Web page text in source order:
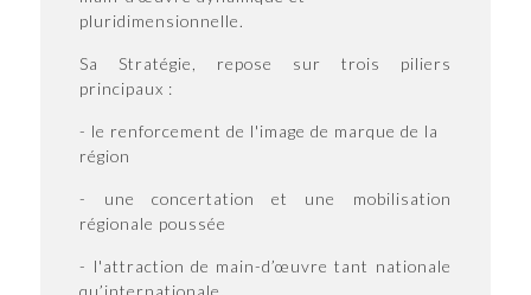
pluridimensionnelle.
Sa Stratégie, repose sur trois piliers
principaux :
- le renforcement de l'image de marque de la
région
- une concertation et une mobilisation
régionale poussée
- l'attraction de main-d’œuvre tant nationale
qu’internationale.